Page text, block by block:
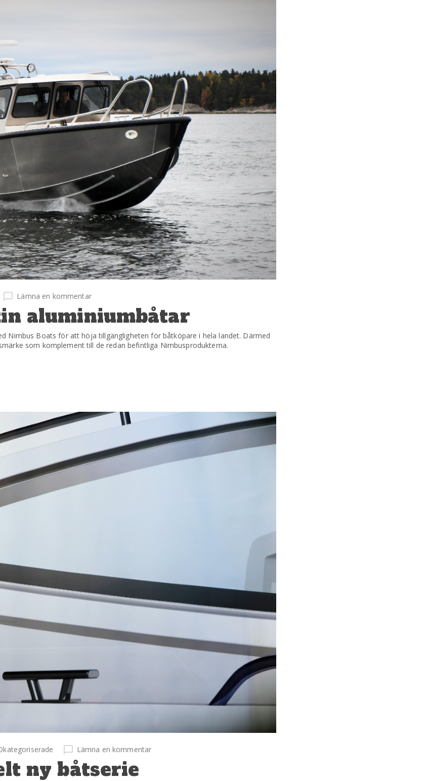
Lämna en kommentar
aluminiumbåtar
Nimbus Boats för att höja tillgängligheten för båtköpare i hela landet. Därmed
som komplement till de redan befintliga Nimbusprodukterna.
Lämna en kommentar
ny båtserie